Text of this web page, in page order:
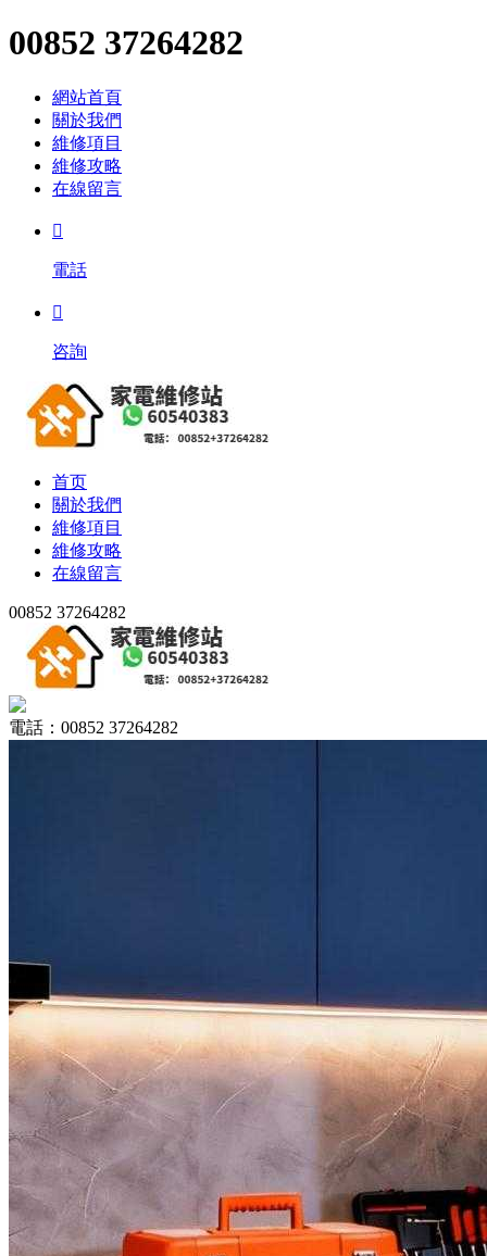
00852 37264282
網站首頁
關於我們
維修項目
維修攻略
在線留言

電話

咨詢
首页
關於我們
維修項目
維修攻略
在線留言
00852 37264282
電話：00852 37264282